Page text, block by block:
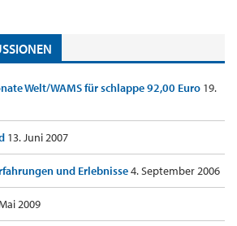
Welt/WAMS für schlappe 92,00 Euro 19.
13. Juni 2007
und Erlebnisse4. September 2006
2009